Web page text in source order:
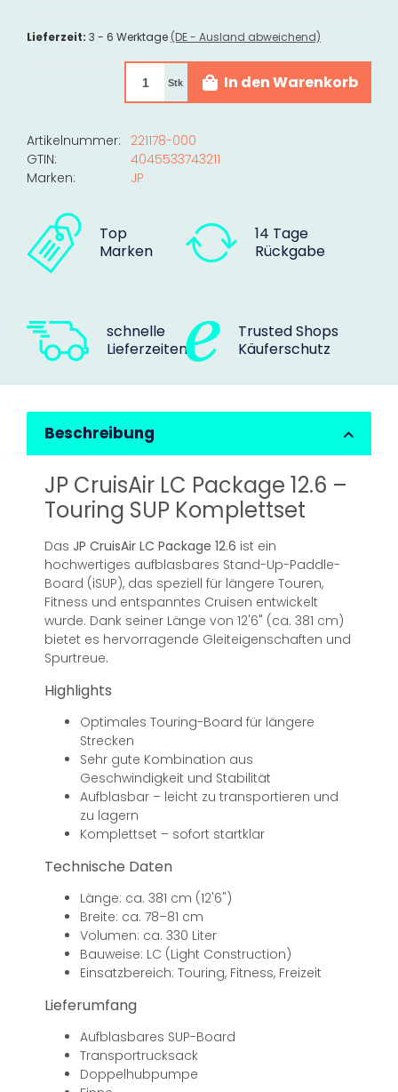
Lieferzeit: 3 - 6 Werktage (DE - Ausland abweichend)
Stk In den Warenkorb
Artikelnummer:
221178-000
GTIN:
4045533743211
Marken:
JP
Top
Marken
14 Tage
Rückgabe
schnelle
Lieferzeiten
Trusted Shops
Käuferschutz
Beschreibung
JP CruisAir LC Package 12.6 –
Touring SUP Komplettset
Das JP CruisAir LC Package 12.6 ist ein
hochwertiges aufblasbares Stand-Up-Paddle-
Board (iSUP), das speziell für längere Touren,
Fitness und entspanntes Cruisen entwickelt
wurde. Dank seiner Länge von 12'6" (ca. 381 cm)
bietet es hervorragende Gleiteigenschaften und
Spurtreue.
Highlights
Optimales Touring-Board für längere
Strecken
Sehr gute Kombination aus
Geschwindigkeit und Stabilität
Aufblasbar – leicht zu transportieren und
zu lagern
Komplettset – sofort startklar
Technische Daten
Länge: ca. 381 cm (12'6")
Breite: ca. 78–81 cm
Volumen: ca. 330 Liter
Bauweise: LC (Light Construction)
Einsatzbereich: Touring, Fitness, Freizeit
Lieferumfang
Aufblasbares SUP-Board
Transportrucksack
Doppelhubpumpe